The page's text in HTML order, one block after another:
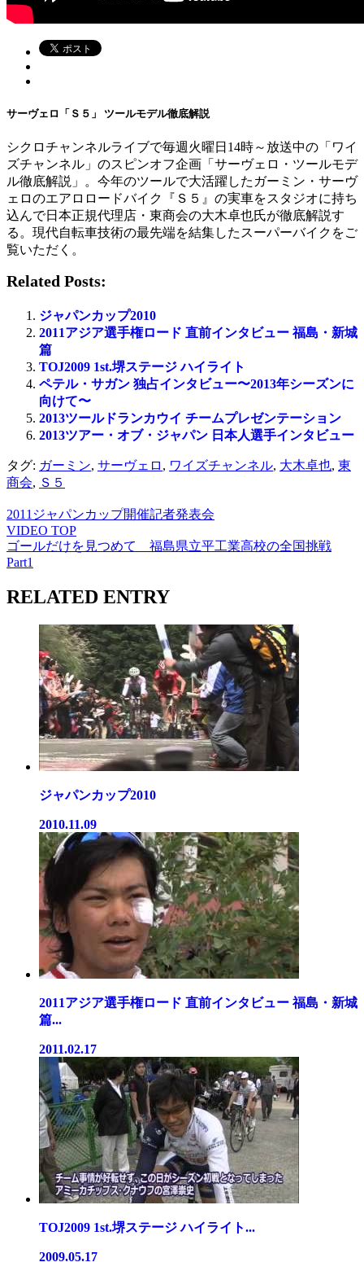
サーヴェロ「Ｓ５」 ツールモデル徹底解説
シクロチャンネルライブで毎週火曜日14時～放送中の「ワイ
ズチャンネル」のスピンオフ企画「サーヴェロ・ツールモデ
ル徹底解説」。今年のツールで大活躍したガーミン・サーヴ
ェロのエアロロードバイク『Ｓ５』の実車をスタジオに持ち
込んで日本正規代理店・東商会の大木卓也氏が徹底解説す
る。現代自転車技術の最先端を結集したスーパーバイクをご
覧いただく。
Related Posts:
ジャパンカップ2010
2011アジア選手権ロード 直前インタビュー 福島・新城
篇
TOJ2009 1st.堺ステージ ハイライト
ペテル・サガン 独占インタビュー〜2013年シーズンに
向けて〜
2013ツールドランカウイ チームプレゼンテーション
2013ツアー・オブ・ジャパン 日本人選手インタビュー
タグ: ガーミン, サーヴェロ , ワイズチャンネル, 大木卓也, 東
商会, Ｓ５
2011ジャパンカップ開催記者発表会
VIDEO TOP
ゴールだけを見つめて 福島県立平工業高校の全国挑戦
Part1
RELATED ENTRY
ジャパンカップ2010
2010.11.09
2011アジア選手権ロード 直前インタビュー 福島・新城
篇...
2011.02.17
TOJ2009 1st.堺ステージ ハイライト...
2009.05.17